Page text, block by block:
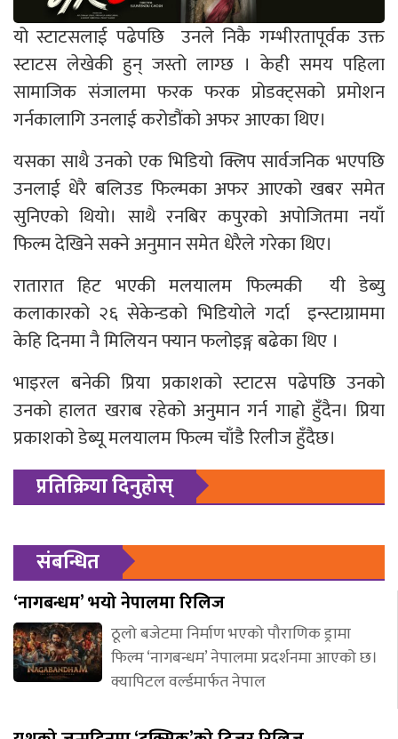
यो स्टाटसलाई पढेपछि उनले निकै गम्भीरतापूर्वक उक्त
स्टाटस लेखेकी हुन् जस्तो लाग्छ । केही समय पहिला
सामाजिक संजालमा फरक फरक प्रोडक्ट्सको प्रमोशन
गर्नकालागि उनलाई करोडौंको अफर आएका थिए।
यसका साथै उनको एक भिडियो क्लिप सार्वजनिक भएपछि
उनलाई धेरै बलिउड फिल्मका अफर आएको खबर समेत
सुनिएको थियो। साथै रनबिर कपुरको अपोजितमा नयाँ
फिल्म देखिने सक्ने अनुमान समेत धेरैले गरेका थिए।
रातारात हिट भएकी मलयालम फिल्मकी यी डेब्यु
कलाकारको २६ सेकेन्डको भिडियोले गर्दा इन्स्टाग्राममा
केहि दिनमा नै मिलियन फ्यान फलोइङ्ग बढेका थिए ।
भाइरल बनेकी प्रिया प्रकाशको स्टाटस पढेपछि उनको
उनको हालत खराब रहेको अनुमान गर्न गाह्रो हुँदैन। प्रिया
प्रकाशको डेब्यू मलयालम फिल्म चाँडै रिलीज हुँदैछ।
प्रतिक्रिया दिनुहोस्
संबन्धित
‘नागबन्धम’ भयो नेपालमा रिलिज
ठूलो बजेटमा निर्माण भएको पौराणिक ड्रामा
फिल्म ‘नागबन्धम’ नेपालमा प्रदर्शनमा आएको छ।
क्यापिटल वर्ल्डमार्फत नेपाल